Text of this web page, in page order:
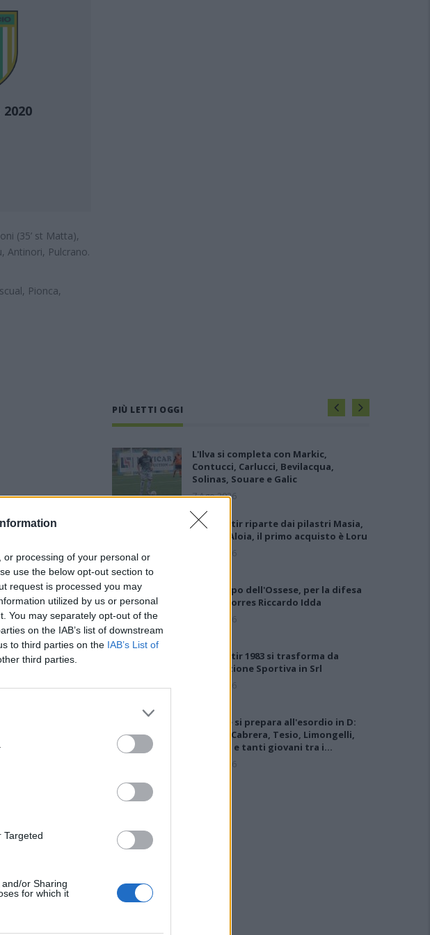
processing of your personal or
use the below opt-out section to
request is processed you may
utilized by us or personal
You may separately opt-out of the
on the IAB’s list of downstream
to third parties on the IAB’s List of
third parties.
Targeted
or Sharing
for which it
(35’ st Matta),
Antinori, Pulcrano.
Pionca,
PIÙ LETTI OGGI
L'Ilva si completa con Markic,
Contucci, Carlucci, Bevilacqua,
Solinas, Souare e Galic
7 Ago 2026
Il Monastir riparte dai pilastri Masia,
Pinna e Aloia, il primo acquisto è Loru
7 Ago 2026
Gran colpo dell'Ossese, per la difesa
c'è l'ex Torres Riccardo Idda
7 Ago 2026
Il Monastir 1983 si trasforma da
Associazione Sportiva in Srl
7 Ago 2026
L'Ossese si prepara all'esordio in D:
Forzati, Cabrera, Tesio, Limongelli,
Bolzicco e tanti giovani tra i…
7 Ago 2026